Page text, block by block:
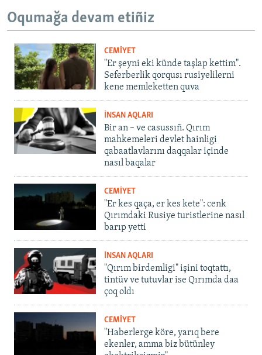
Oqumağa devam etiñiz
CEMİYET
"Er şeyni eki künde taşlap kettim".
Seferberlik qorqusı rusiyelilerni
kene memleketten quva
İNSAN AQLARI
Bir an – ve casussıñ. Qırım
mahkemeleri devlet hainligi
qabaatlavlarını daqqalar içinde
nasıl baqalar
CEMİYET
"Er kes qaça, er kes kete": cenk
Qırımdaki Rusiye turistlerine nasıl
barıp yetti
İNSAN AQLARI
"Qırım birdemligi" işini toqtattı,
tintüv ve tutuvlar ise Qırımda daa
çoq oldı
CEMİYET
"Haberlerge köre, yarıq bere
ekenler, amma biz bütünley